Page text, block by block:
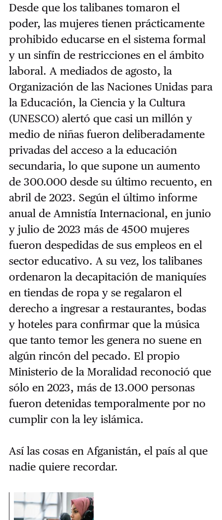
Desde que los talibanes tomaron el
poder, las mujeres tienen prácticamente
prohibido educarse en el sistema formal
y un sinfín de restricciones en el ámbito
laboral. A mediados de agosto, la
Organización de las Naciones Unidas para
la Educación, la Ciencia y la Cultura
(UNESCO) alertó que casi un millón y
medio de niñas fueron deliberadamente
privadas del acceso a la educación
secundaria, lo que supone un aumento
de 300.000 desde su último recuento, en
abril de 2023. Según el último informe
anual de Amnistía Internacional, en junio
y julio de 2023 más de 4500 mujeres
fueron despedidas de sus empleos en el
sector educativo. A su vez, los talibanes
ordenaron la decapitación de maniquíes
en tiendas de ropa y se regalaron el
derecho a ingresar a restaurantes, bodas
y hoteles para confirmar que la música
que tanto temor les genera no suene en
algún rincón del pecado. El propio
Ministerio de la Moralidad reconoció que
sólo en 2023, más de 13.000 personas
fueron detenidas temporalmente por no
cumplir con la ley islámica.
Así las cosas en Afganistán, el país al que
nadie quiere recordar.